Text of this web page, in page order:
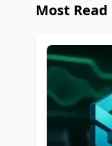
Most Read